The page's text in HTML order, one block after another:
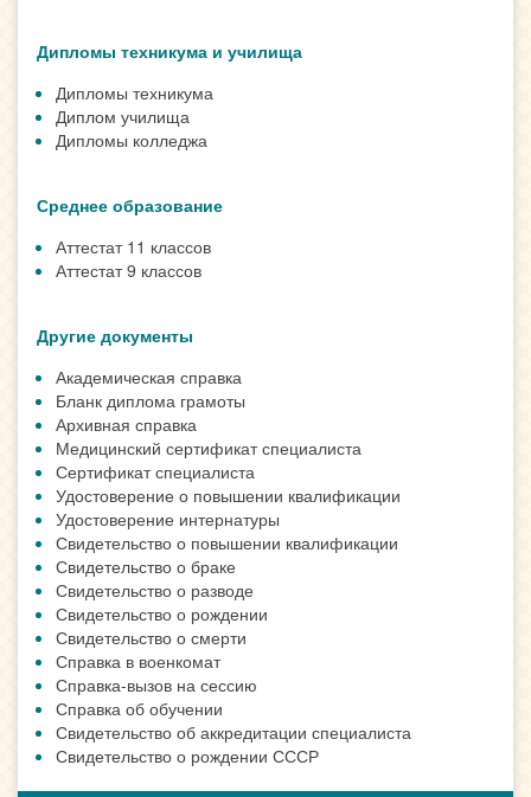
Дипломы техникума и училища
Дипломы техникума
Диплом училища
Дипломы колледжа
Среднее образование
Аттестат 11 классов
Аттестат 9 классов
Другие документы
Академическая справка
Бланк диплома грамоты
Архивная справка
Медицинский сертификат специалиста
Сертификат специалиста
Удостоверение о повышении квалификации
Удостоверение интернатуры
Свидетельство о повышении квалификации
Свидетельство о браке
Свидетельство о разводе
Свидетельство о рождении
Свидетельство о смерти
Справка в военкомат
Справка-вызов на сессию
Справка об обучении
Свидетельство об аккредитации специалиста
Свидетельство о рождении СССР